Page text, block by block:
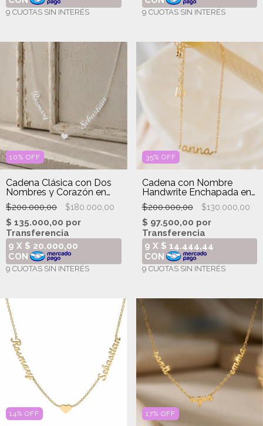
10% OFF
Cadena Clásica con Dos
Nombres y Corazón en
Plata 925
$200.000,00 $180.000,00
35% OFF
Cadena con Nombre
Handwrite Enchapada en
oro 18k
$200.000,00 $130.000,00
14% OFF 17% OFF